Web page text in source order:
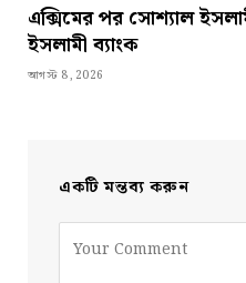
এক্সিমের পর সোশ্যাল
ইসলামী ব্যাংক
আগস্ট 8, 2026
একটি মন্তব্য করুন